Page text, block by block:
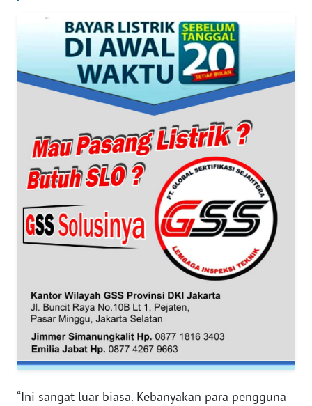
“Ini sangat luar biasa. Kebanyakan para pengguna
WN
WN
JABAR
BANTEN
WN
NTT
WN
KEPRI
PAPUA
PAPUA
BARAT
WN